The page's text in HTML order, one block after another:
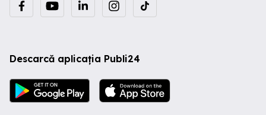
Descarcă aplicația Publi24